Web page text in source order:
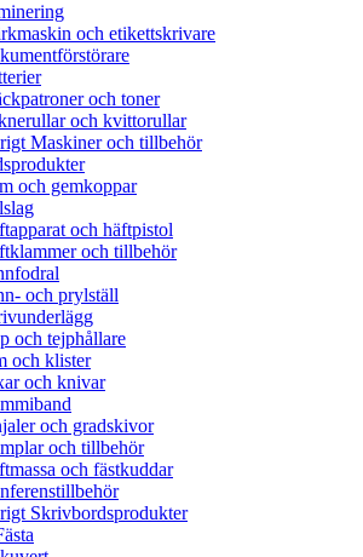
och etikettskrivare
och toner
och kvittorullar
Maskiner och tillbehör
och gemkoppar
och häftpistol
och tillbehör
och prylställ
och tejphållare
och klister
och knivar
och gradskivor
och tillbehör
och fästkuddar
Skrivbordsprodukter